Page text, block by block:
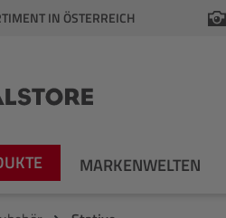
IN ÖSTERREICH
MARKENWELTEN